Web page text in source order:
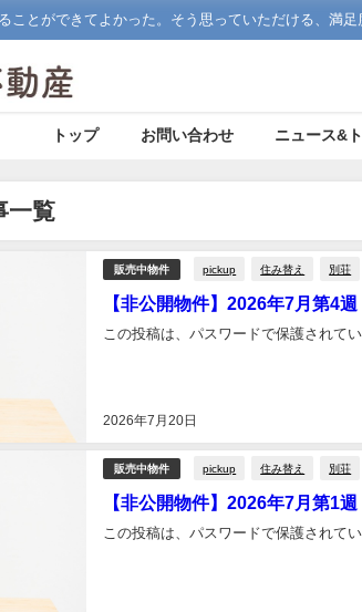
ことができてよかった。そう思っていただける、満足
トップ お問い合わせ ニュース&
一覧
販売中物件 pickup 住み替え 別荘
【非公開物件】2026年7月第4
2026年7月20日
この投稿は、パスワードで保護されてい
販売中物件 pickup 住み替え 別荘
【非公開物件】2026年7月第1
この投稿は、パスワードで保護されてい